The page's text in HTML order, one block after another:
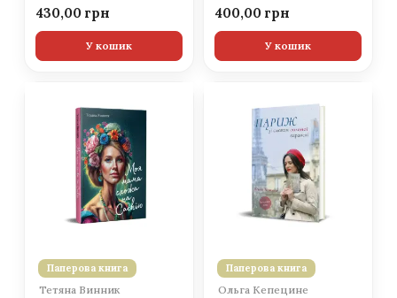
430,00
У кошик
400,00
У кошик
Паперова книга
Тетяна Винник
Паперова книга
Ольга Кепецине